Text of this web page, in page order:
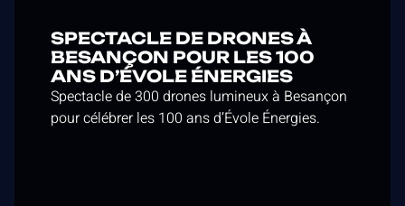
SPECTACLE DE DRONES À
BESANÇON POUR LES 100
ANS D’ÉVOLE ÉNERGIES
Spectacle de 300 drones lumineux à Besançon
pour célébrer les 100 ans d’Évole Énergies.